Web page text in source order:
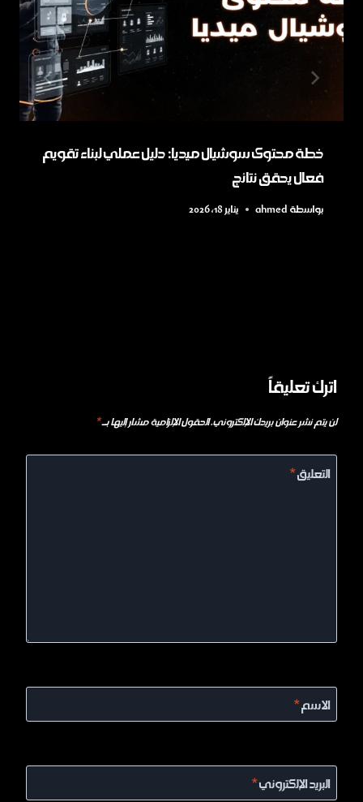
خطة محتوى سوشيال ميديا: دليل عملي لبناء تقويم
فعال يحقق نتائج
بواسطة ahmed يناير 18, 2026
اترك تعليقاً
لن يتم نشر عنوان بريدك الإلكتروني.الحقول الإلزامية مشار إليها بـ*
التعليق*
الاسم*
البريد الإلكتروني*